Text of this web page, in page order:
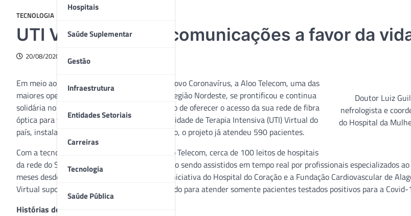
Hospitais
Saúde Suplementar
Gestão
Infraestrutura
Entidades Setoriais
Carreiras
Tecnologia
Saúde Pública
TECNOLOGIA
UTI Virtual: as telecomunicações a favor da
20/08/2020
Doutor Luiz
nefrologista e
do Hospital da
Em meio ao enfrentamento da pandemia do novo Coronavírus, a Aloo Telecom, uma das
maiores operadoras de telecomunicações da região Nordeste, se prontificou e continua
solidária no combate à doença com o propósito de oferecer o acesso da sua rede de fibra
óptica para viabilizar o projeto inovador da Unidade de Terapia Intensiva (UTI) Virtual do
país, instalada em Maceió (AL). Até o momento, o projeto já atendeu 590 pacientes.
Com a tecnologia de ponta oferecida pela Aloo Telecom, cerca de 100 leitos de hospitais
da rede do Sistema Único de Saúde (SUS) estão sendo assistidos em tempo real por profissionais especializados
meses desde a implantação do projeto, uma iniciativa do Hospital do Coração e a Fundação Cardiovascular de
Virtual suporta os principais hospitais do estado para atender somente pacientes testados positivos para a Covid-
Histórias de superação